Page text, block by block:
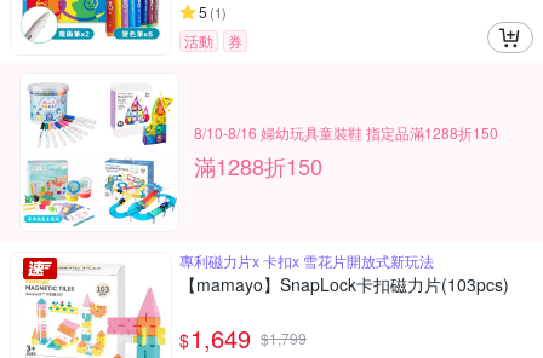
5 (1)
活動 券
8/10-8/16 婦幼玩具童裝鞋 指定品滿1288折150
滿1288折150
專利磁力片x 卡扣x 雪花片開放式新玩法
【mamayo】SnapLock卡扣磁力片(103pcs)
$1,649 $1,799